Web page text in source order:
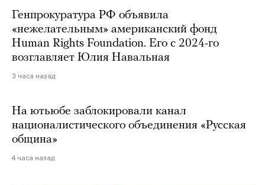
Генпрокуратура РФ объявила
«нежелательным» американский фонд
Human Rights Foundation. Его с 2024-го
возглавляет Юлия Навальная
3 часа назад
На ютьюбе заблокировали канал
националистического объединения «Русская
община»
4 часа назад